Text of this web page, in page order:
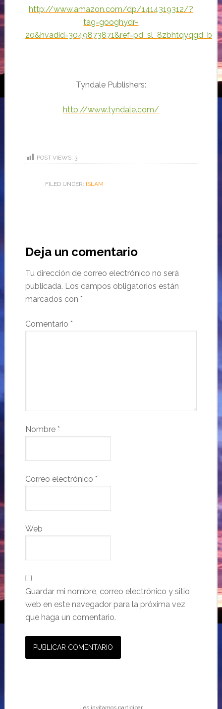
http://www.amazon.com/dp/1414319312/?
tag=googhydr-
20&hvadid=3049873871&ref=pd_sl_8zbhtqyqgd_b
Tyndale Publishers:
http://www.tyndale.com/
POST VIEWS: 3
FILED UNDER: ISLAM
Deja un comentario
Tu dirección de correo electrónico no será
publicada. Los campos obligatorios están
marcados con *
Comentario *
Nombre *
Correo electrónico *
Web
Guardar mi nombre, correo electrónico y sitio
web en este navegador para la próxima vez
que haga un comentario.
Les invitamos participar